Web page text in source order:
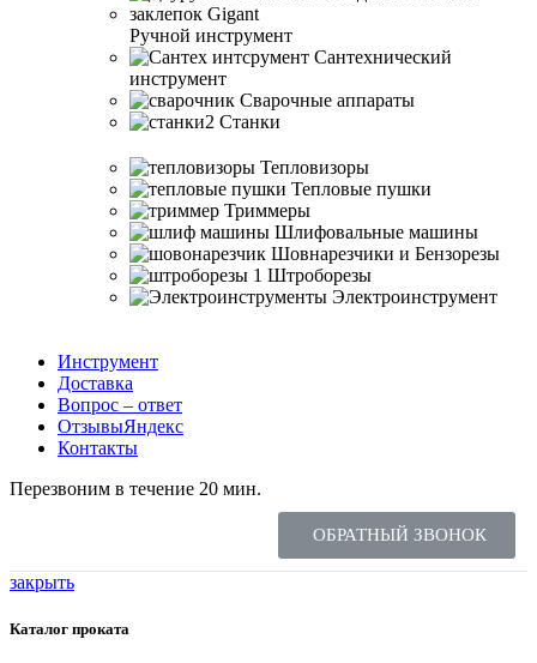
Ручной инструмент
Сантехнический
инструмент
Сварочные аппараты
Станки
Тепловизоры
Тепловые пушки
Триммеры
Шлифовальные машины
Шовнарезчики и Бензорезы
Штроборезы
Электроинструмент
Инструмент
Доставка
Вопрос – ответ
ОтзывыЯндекс
Контакты
Перезвоним в течение 20 мин.
ОБРАТНЫЙ ЗВОНОК
закрыть
Каталог проката